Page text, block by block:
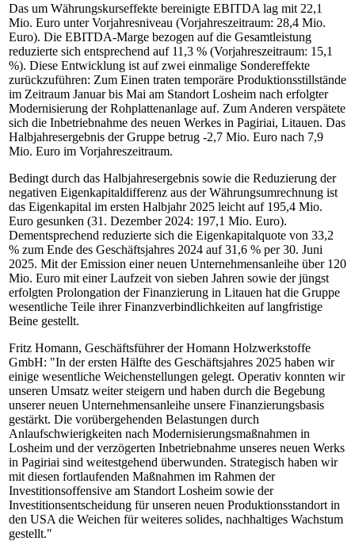
Das um Währungskurseffekte bereinigte EBITDA lag mit 22,1
Mio. Euro unter Vorjahresniveau (Vorjahreszeitraum: 28,4 Mio.
Euro). Die EBITDA-Marge bezogen auf die Gesamtleistung
reduzierte sich entsprechend auf 11,3 % (Vorjahreszeitraum: 15,1
%). Diese Entwicklung ist auf zwei einmalige Sondereffekte
zurückzuführen: Zum Einen traten temporäre Produktionsstillstände
im Zeitraum Januar bis Mai am Standort Losheim nach erfolgter
Modernisierung der Rohplattenanlage auf. Zum Anderen verspätete
sich die Inbetriebnahme des neuen Werkes in Pagiriai, Litauen. Das
Halbjahresergebnis der Gruppe betrug -2,7 Mio. Euro nach 7,9
Mio. Euro im Vorjahreszeitraum.
Bedingt durch das Halbjahresergebnis sowie die Reduzierung der
negativen Eigenkapitaldifferenz aus der Währungsumrechnung ist
das Eigenkapital im ersten Halbjahr 2025 leicht auf 195,4 Mio.
Euro gesunken (31. Dezember 2024: 197,1 Mio. Euro).
Dementsprechend reduzierte sich die Eigenkapitalquote von 33,2
% zum Ende des Geschäftsjahres 2024 auf 31,6 % per 30. Juni
2025. Mit der Emission einer neuen Unternehmensanleihe über 120
Mio. Euro mit einer Laufzeit von sieben Jahren sowie der jüngst
erfolgten Prolongation der Finanzierung in Litauen hat die Gruppe
wesentliche Teile ihrer Finanzverbindlichkeiten auf langfristige
Beine gestellt.
Fritz Homann, Geschäftsführer der Homann Holzwerkstoffe
GmbH: "In der ersten Hälfte des Geschäftsjahres 2025 haben wir
einige wesentliche Weichenstellungen gelegt. Operativ konnten wir
unseren Umsatz weiter steigern und haben durch die Begebung
unserer neuen Unternehmensanleihe unsere Finanzierungsbasis
gestärkt. Die vorübergehenden Belastungen durch
Anlaufschwierigkeiten nach Modernisierungsmaßnahmen in
Losheim und der verzögerten Inbetriebnahme unseres neuen Werks
in Pagiriai sind weitestgehend überwunden. Strategisch haben wir
mit diesen fortlaufenden Maßnahmen im Rahmen der
Investitionsoffensive am Standort Losheim sowie der
Investitionsentscheidung für unseren neuen Produktionsstandort in
den USA die Weichen für weiteres solides, nachhaltiges Wachstum
gestellt."